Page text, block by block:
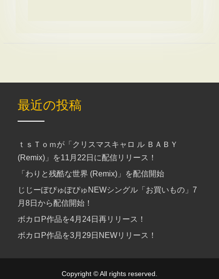
最近の投稿
ｔｓＴｏｍが「クリスマスキャロ ル ＢＡＢＹ
(Remix)」を11月22日に配信リリース！
「わりと残酷な世界 (Remix)」を配信開始
じじーぽぴゅぽぴゅNEWシングル「お買いもの」7
月8日から配信開始！
ボカロP作品を4月24日再リリース！
ボカロP作品を3月29日NEWリリース！
Copyright © All rights reserved.